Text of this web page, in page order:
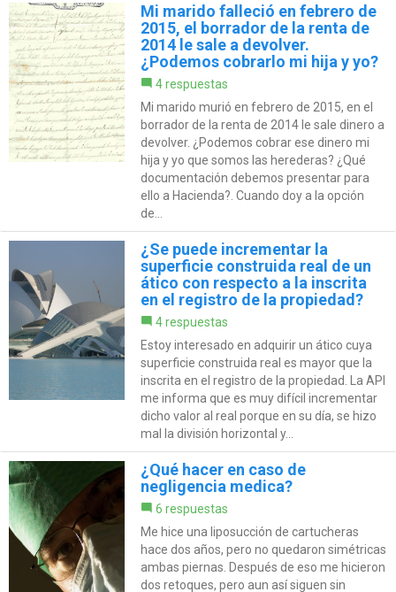
Mi marido falleció en febrero de
2015, el borrador de la renta de
2014 le sale a devolver.
¿Podemos cobrarlo mi hija y yo?
4 respuestas
Mi marido murió en febrero de 2015, en el
borrador de la renta de 2014 le sale dinero a
devolver. ¿Podemos cobrar ese dinero mi
hija y yo que somos las herederas? ¿Qué
documentación debemos presentar para
ello a Hacienda?. Cuando doy a la opción
de...
¿Se puede incrementar la
superficie construida real de un
ático con respecto a la inscrita
en el registro de la propiedad?
4 respuestas
Estoy interesado en adquirir un ático cuya
superficie construida real es mayor que la
inscrita en el registro de la propiedad. La API
me informa que es muy difícil incrementar
dicho valor al real porque en su día, se hizo
mal la división horizontal y...
¿Qué hacer en caso de
negligencia medica?
6 respuestas
Me hice una liposucción de cartucheras
hace dos años, pero no quedaron simétricas
ambas piernas. Después de eso me hicieron
dos retoques, pero aun así siguen sin